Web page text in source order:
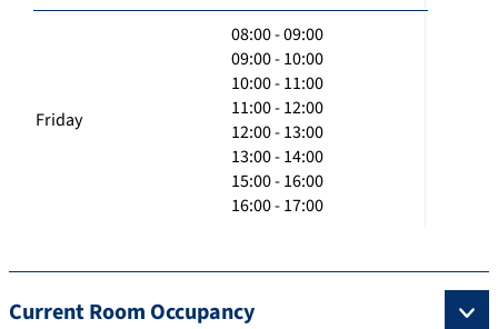
Friday
08:00 - 09:00
09:00 - 10:00
10:00 - 11:00
11:00 - 12:00
12:00 - 13:00
13:00 - 14:00
15:00 - 16:00
16:00 - 17:00
Current Room Occupancy